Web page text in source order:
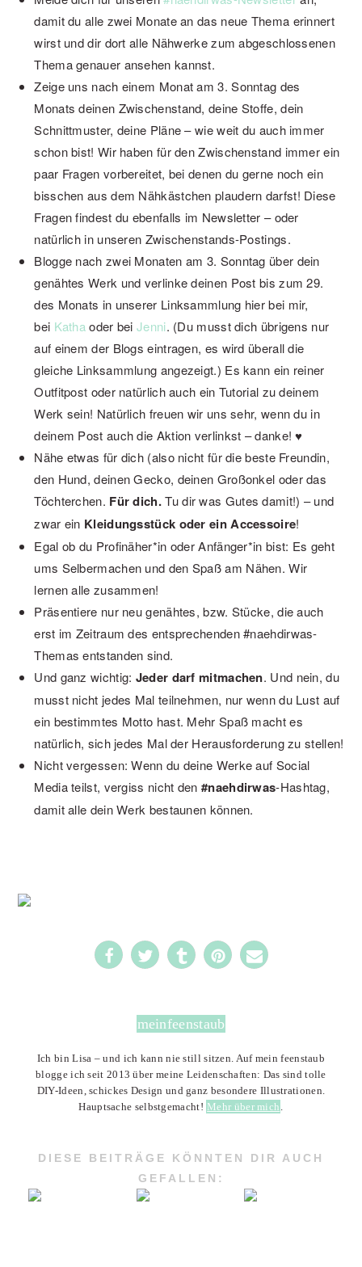
damit du alle zwei Monate an das neue Thema erinnert
wirst und dir dort alle Nähwerke zum abgeschlossenen
Thema genauer ansehen kannst.
Zeige uns nach einem Monat am 3. Sonntag des
Monats deinen Zwischenstand, deine Stoffe, dein
Schnittmuster, deine Pläne – wie weit du auch immer
schon bist! Wir haben für den Zwischenstand immer ein
paar Fragen vorbereitet, bei denen du gerne noch ein
bisschen aus dem Nähkästchen plaudern darfst! Diese
Fragen findest du ebenfalls im Newsletter – oder
natürlich in unseren Zwischenstands-Postings.
Blogge nach zwei Monaten am 3. Sonntag über dein
genähtes Werk und verlinke deinen Post bis zum 29.
des Monats in unserer Linksammlung hier bei mir,
bei Kathaoder beiJenni. (Du musst dich übrigens nur
auf einem der Blogs eintragen, es wird überall die
gleiche Linksammlung angezeigt.) Es kann ein reiner
Outfitpost oder natürlich auch ein Tutorial zu deinem
Werk sein! Natürlich freuen wir uns sehr, wenn du in
deinem Post auch die Aktion verlinkst – danke! ♥
Nähe etwas für dich (also nicht für die beste Freundin,
den Hund, deinen Gecko, deinen Großonkel oder das
Töchterchen. Für dich.Tu dir was Gutes damit!) – und
zwar ein Kleidungsstück oder ein Accessoire!
Egal ob du Profinäher*in oder Anfänger*in bist: Es geht
ums Selbermachen und den Spaß am Nähen. Wir
lernen alle zusammen!
Präsentiere nur neu genähtes, bzw. Stücke, die auch
erst im Zeitraum des entsprechenden #naehdirwas-
Themas entstanden sind.
Und ganz wichtig: Jeder darf mitmachen. Und nein, du
musst nicht jedes Mal teilnehmen, nur wenn du Lust auf
ein bestimmtes Motto hast. Mehr Spaß macht es
natürlich, sich jedes Mal der Herausforderung zu stellen!
Nicht vergessen: Wenn du deine Werke auf Social
Media teilst, vergiss nicht den #naehdirwas-Hashtag,
damit alle dein Werk bestaunen können.
meinfeenstaub
Ich bin Lisa – und ich kann nie still sitzen. Auf mein feenstaub
blogge ich seit 2013 über meine Leidenschaften: Das sind tolle
DIY-Ideen, schickes Design und ganz besondere Illustrationen.
Hauptsache selbstgemacht! Mehr über mich .
DIESE BEITRÄGE KÖNNTEN DIR AUCH
GEFALLEN: